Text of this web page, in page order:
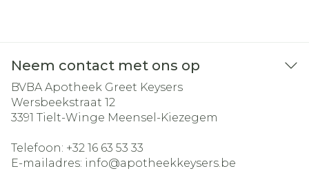
Neem contact met ons op
BVBA Apotheek Greet Keysers
Wersbeekstraat 12
3391 Tielt-Winge Meensel-Kiezegem
Telefoon: +32 16 63 53 33
E-mailadres: info@apotheekkeysers.be